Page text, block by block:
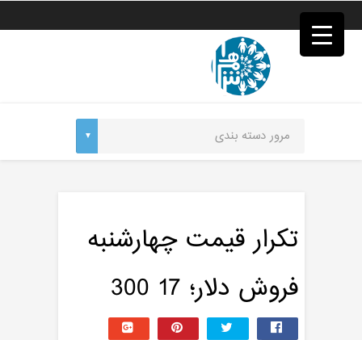
فصد
خون
تهران
تکرار قیمت چهارشنبه
فروش دلار؛ 17 300